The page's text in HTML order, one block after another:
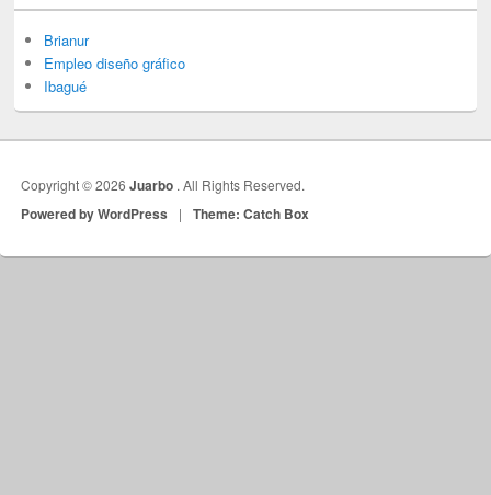
Brianur
Empleo diseño gráfico
Ibagué
Copyright © 2026Juarbo . All Rights Reserved.
Powered by WordPress | Theme: Catch Box